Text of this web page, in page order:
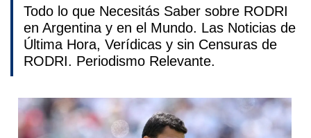
Todo lo que Necesitás Saber sobre RODRI
en Argentina y en el Mundo. Las Noticias de
Última Hora, Verídicas y sin Censuras de
RODRI. Periodismo Relevante.